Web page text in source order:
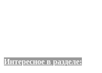
Интересное в разделе: